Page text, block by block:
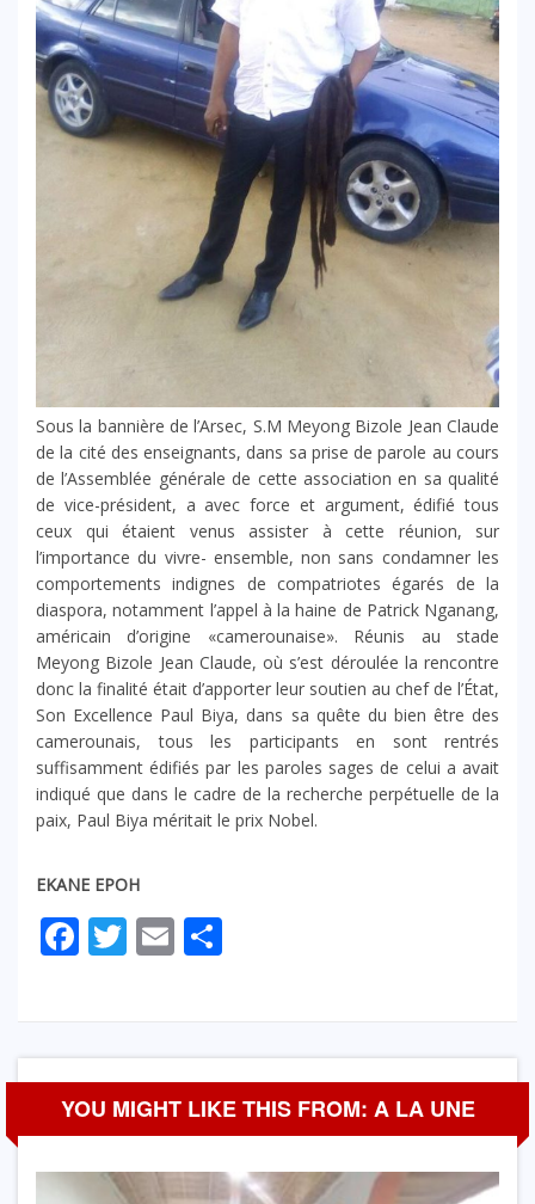
Sous la bannière de l’Arsec, S.M Meyong Bizole Jean Claude
de la cité des enseignants, dans sa prise de parole au cours
de l’Assemblée générale de cette association en sa qualité
de vice-président, a avec force et argument, édifié tous
ceux qui étaient venus assister à cette réunion, sur
l’importance du vivre- ensemble, non sans condamner les
comportements indignes de compatriotes égarés de la
diaspora, notamment l’appel à la haine de Patrick Nganang,
américain d’origine «camerounaise». Réunis au stade
Meyong Bizole Jean Claude, où s’est déroulée la rencontre
donc la finalité était d’apporter leur soutien au chef de l’État,
Son Excellence Paul Biya, dans sa quête du bien être des
camerounais, tous les participants en sont rentrés
suffisamment édifiés par les paroles sages de celui a avait
indiqué que dans le cadre de la recherche perpétuelle de la
paix, Paul Biya méritait le prix Nobel.
EKANE EPOH
Facebook
Twitter
Email
YOU MIGHT LIKE THIS FROM: A LA UNE